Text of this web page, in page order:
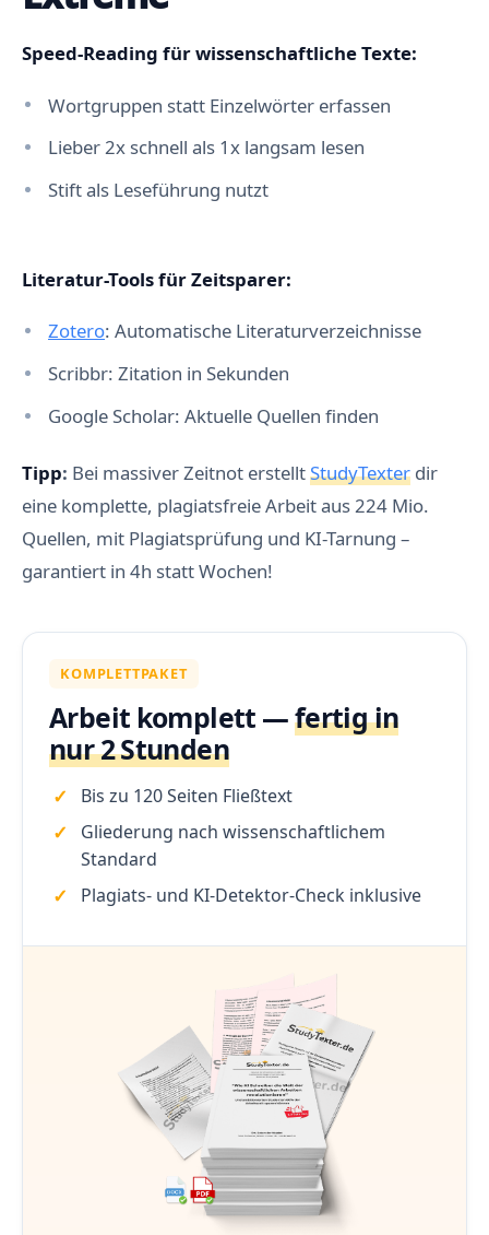
Speed-Reading für wissenschaftliche Texte:
Wortgruppen statt Einzelwörter erfassen
Lieber 2x schnell als 1x langsam lesen
Stift als Leseführung nutzt
Literatur-Tools für Zeitsparer:
Zotero: Automatische Literaturverzeichnisse
Scribbr: Zitation in Sekunden
Google Scholar: Aktuelle Quellen finden
Tipp: Bei massiver Zeitnot erstelltStudyTexter dir
eine komplette, plagiatsfreie Arbeit aus 224 Mio.
Quellen, mit Plagiatsprüfung und KI-Tarnung –
garantiert in 4h statt Wochen!
KOMPLETTPAKET
Arbeit komplett —fertig in
nur 2 Stunden
Bis zu 120 Seiten Fließtext
Gliederung nach wissenschaftlichem
Standard
Plagiats- und KI-Detektor-Check inklusive